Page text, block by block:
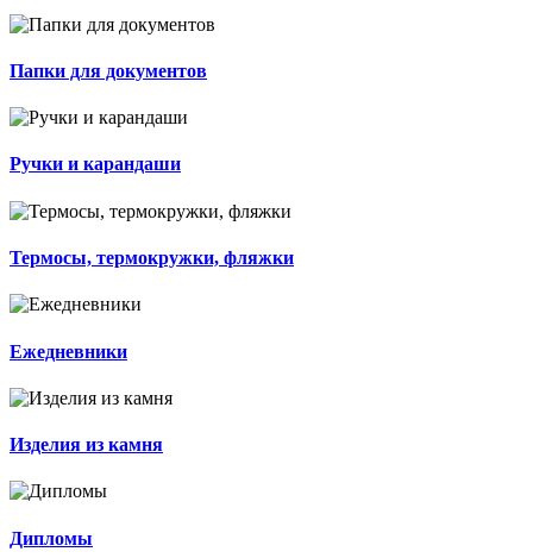
Папки для документов
Ручки и карандаши
Термосы, термокружки, фляжки
Ежедневники
Изделия из камня
Дипломы